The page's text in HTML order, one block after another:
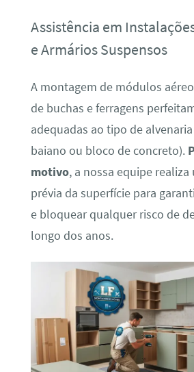
Assistência em
e Armários Suspensos
A montagem de módulos
de buchas e ferragens
adequadas ao tipo de
baiano ou bloco de concreto).
motivo, a nossa equipe realiza
prévia da superfície para
e bloquear qualquer risco de
longo dos anos.